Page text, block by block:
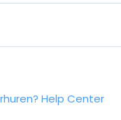
Help Center